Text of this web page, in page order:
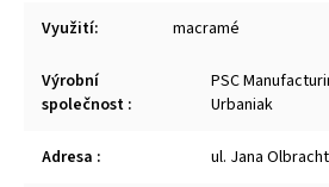
Využití: macramé
Výrobní
společnost :
PSC
Urbaniak
Adresa : ul. Jana